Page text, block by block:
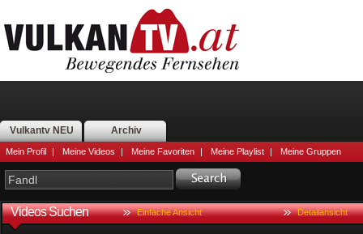
Vulkantv NEU Archiv
Mein Profil | Meine Videos | Meine Favoriten | Meine Playlist | Meine Gruppen
Videos Suchen Einfache Ansicht Detailansicht